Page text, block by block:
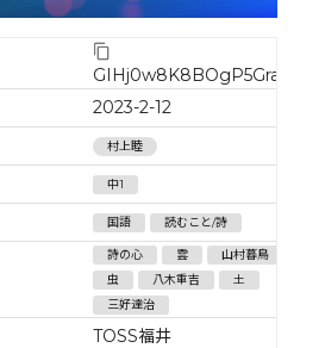
GIHj0w8K8BOgP5GrapmQ
2023-2-12
村上睦
中1
国語 読むこと/詩
詩の心 雲
山村暮鳥
虫
八木重吉
土
三好達治
TOSS福井